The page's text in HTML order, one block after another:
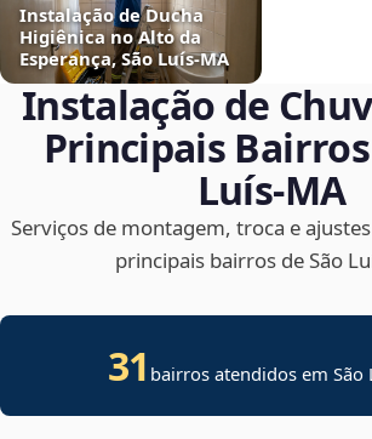
Instalação de Ducha
Higiênica no Alto da
Esperança, São Luís‑MA
Instalação de
Principais
Luís‑MA
Serviços de montagem, troca e
principais bairros de São
31 bairros atendidos em São